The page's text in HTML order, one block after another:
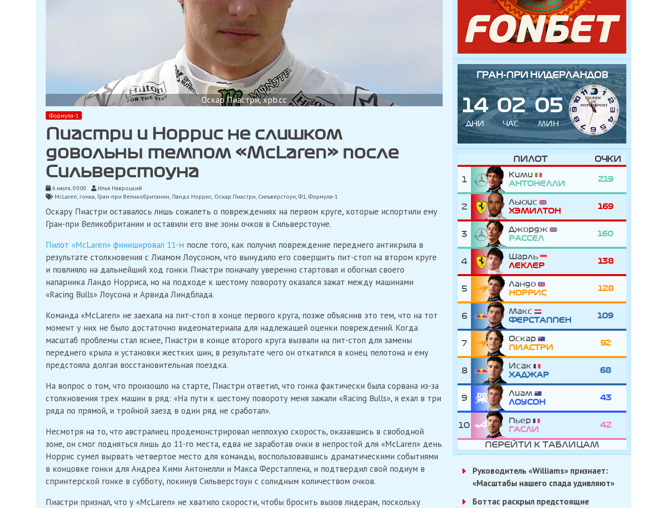
Оскар Пиастри, xpb.cc
Формула-1
Пиастри и Норрис не слишком
довольны темпом «McLaren» после
Сильверстоуна
6 июля, 09:00
Илья Навроцкий
McLaren, гонка, Гран-при Великобритании, Ландо Норрис, Оскар Пиастри, Сильверстоун, Ф1, Формула-1
Оскару Пиастри оставалось лишь сожалеть о повреждениях на первом круге, которые испортили ему
Гран-при Великобритании и оставили его вне зоны очков в Сильверстоуне.
Пилот «McLaren» финишировал 11-м после того, как получил повреждение переднего антикрыла в
результате столкновения с Лиамом Лоусоном, что вынудило его совершить пит-стоп на втором круге
и повлияло на дальнейший ход гонки. Пиастри поначалу уверенно стартовал и обогнал своего
напарника Ландо Норриса, но на подходе к шестому повороту оказался зажат между машинами
«Racing Bulls» Лоусона и Арвида Линдблада.
Команда «McLaren» не заехала на пит-стоп в конце первого круга, позже объяснив это тем, что на тот
момент у них не было достаточно видеоматериала для надлежащей оценки повреждений. Когда
масштаб проблемы стал яснее, Пиастри в конце второго круга вызвали на пит-стоп для замены
переднего крыла и установки жестких шин, в результате чего он откатился в конец пелотона и ему
предстояла долгая восстановительная поездка.
На вопрос о том, что произошло на старте, Пиастри ответил, что гонка фактически была сорвана из-за
столкновения трех машин в ряд: «На пути к шестому повороту меня зажали «Racing Bulls», я ехал в три
ряда по прямой, и тройной заезд в один ряд не сработал».
Несмотря на то, что австралиец продемонстрировал неплохую скорость, оказавшись в свободной
зоне, он смог подняться лишь до 11-го места, едва не заработав очки в непростой для «McLaren» день.
Норрис сумел вырвать четвертое место для команды, воспользовавшись драматическими событиями
в концовке гонки для Андреа Кими Антонелли и Макса Ферстаппена, и подтвердил свой подиум в
спринтерской гонке в субботу, покинув Сильверстоун с солидным количеством очков.
Пиастри признал, что у «McLaren» не хватило скорости, чтобы бросить вызов лидерам, поскольку
ГРАН-ПРИ НИДЕРЛАНДОВ
14
ДНИ
02
ЧАС
05
МИН
ПИЛОТ ОЧКИ
1
Кими
АНТОНЕЛЛИ
219
2
Льюис
ХЭМИЛТОН
169
3
Джордж
РАССЕЛ
160
4
Шарль
ЛЕКЛЕР
138
5
Ландо
НОРРИС
128
6
Макс
ФЕРСТАППЕН
109
7
Оскар
ПИАСТРИ
92
8
Исак
ХАДЖАР
68
9
Лиам
ЛОУСОН
43
10
Пьер
ГАСЛИ
42
ПЕРЕЙТИ К ТАБЛИЦАМ
Руководитель «Williams» признает:
«Масштабы нашего спада удивляют»
Боттас раскрыл предстоящие